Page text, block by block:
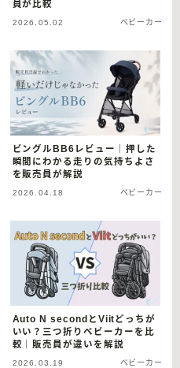
員が比較
2026.05.02 ベビーカー
ビングルBB6レビュー｜押した
瞬間にわかる走りの気持ちよさ
を販売員が解説
2026.04.18 ベビーカー
Auto N secondとViitどっちが
いい？三つ折りベビーカーを比
較｜販売員が違いを解説
2026.03.19 ベビーカー